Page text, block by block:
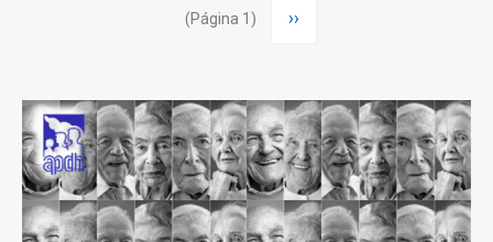
(Página 1)
Siguiente
››